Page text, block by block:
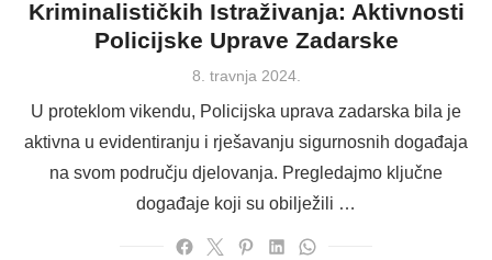
Kriminalističkih Istraživanja: Aktivnosti
Policijske Uprave Zadarske
Posted
8. travnja 2024.
U proteklom vikendu, Policijska uprava zadarska bila je
aktivna u evidentiranju i rješavanju sigurnosnih događaja
na svom području djelovanja. Pregledajmo ključne
događaje koji su obilježili …